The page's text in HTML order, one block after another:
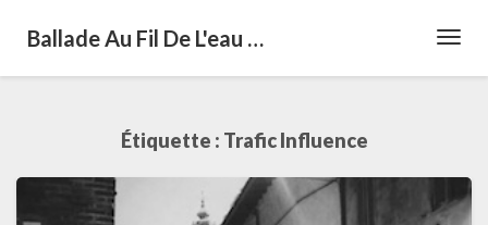
Ballade Au Fil De L'eau …
Étiquette : Trafic Influence